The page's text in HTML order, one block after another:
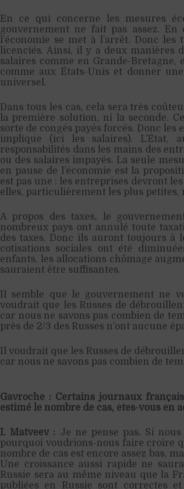
En ce qui concerne les mesures
gouvernement ne fait pas assez.
l’économie se met à l’arrêt. Donc
licenciés. Ainsi, il y a deux manières
salaires comme en Grande-
comme aux États-Unis et donner
universel.
Dans tous les cas, cela sera très
la première solution, ni la seconde.
sorte de congés payés forcés. Donc
implique (ici les salaires). L’État,
responsabilités dans les mains des
ou des salaires impayés. La seule
en pause de l’économie est la
est pas une : les entreprises devront
elles, particulièrement les plus petites,
A propos des taxes, le
nombreux pays ont annulé toute
des taxes. Donc ils auront toujours à
cotisations sociales ont été
enfants, les allocations chômage
sauraient être suffisantes.
Il semble que le gouvernement ne
voudrait que les Russes de
car nous ne savons pas combien de
près de 2/3 des Russes n’ont aucune
Il voudrait que les Russes de
car nous ne savons pas combien de
Gavroche : Certains journaux
estimé le nombre de cas, êtes-vous en
I. Matveev : Je ne pense pas. Si
pourquoi voudrions-nous faire croire
nombre de cas est encore assez bas,
Une croissance aussi rapide ne
Russie sera au même niveau que la
publiées en Russie sont correctes